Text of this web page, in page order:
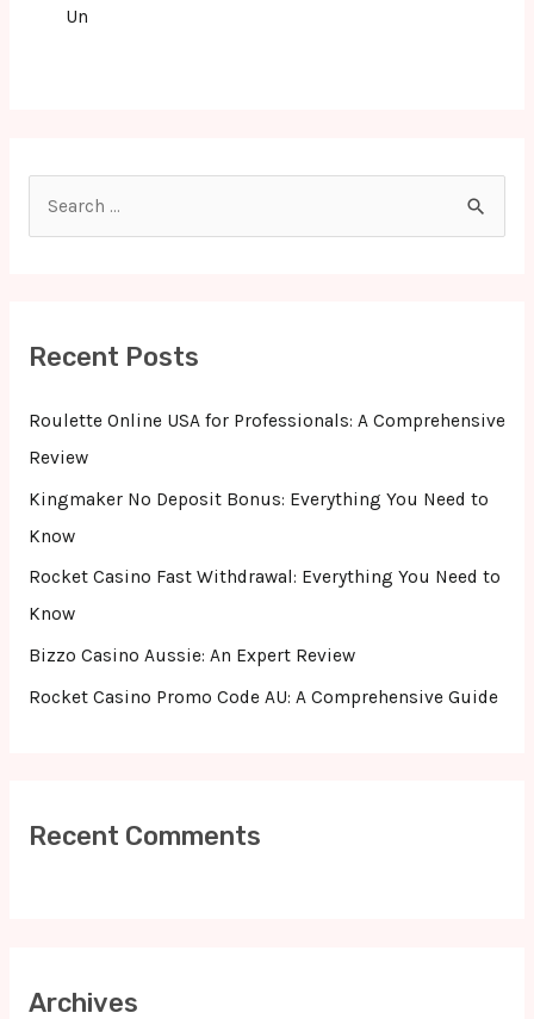
Un
f
o
Recent Posts
Roulette Online USA for Professionals: A Comprehensive
Review
Kingmaker No Deposit Bonus: Everything You Need to
Know
Rocket Casino Fast Withdrawal: Everything You Need to
Know
Bizzo Casino Aussie: An Expert Review
Rocket Casino Promo Code AU: A Comprehensive Guide
Recent Comments
Archives